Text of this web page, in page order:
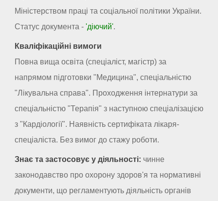
Міністерством праці та соціальної політики України.
Статус документа - 'діючий'.
Кваліфікаційні вимоги
Повна вища освіта (спеціаліст, магістр) за
напрямом підготовки "Медицина", спеціальністю
"Лікувальна справа". Проходження інтернатури за
спеціальністю "Терапія" з наступною спеціалізацією
з "Кардіології". Наявність сертифіката лікаря-
спеціаліста. Без вимог до стажу роботи.
Знає та застосовує у діяльності: чинне
законодавство про охорону здоров'я та нормативні
документи, що регламентують діяльність органів